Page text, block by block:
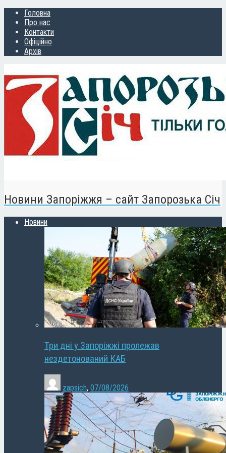
Головна
Про нас
Контакти
Офіційно
Архів
Новини Запоріжжя – сайт Запорозька Січ
Новини
Три дні у Запоріжжі пролежав
нездетонований КАБ
zapsich, 07/08/2026